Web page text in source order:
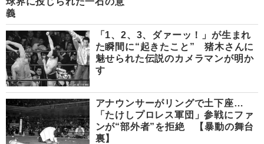
義
「1、2、3、ダァーッ！」が生まれ
た瞬間に“起きたこと” 猪木さんに
魅せられた伝説のカメラマンが明か
す
アナウンサーがリングで土下座…
「たけしプロレス軍団」参戦にファ
ンが“部外者”を拒絶 【暴動の舞台
裏】